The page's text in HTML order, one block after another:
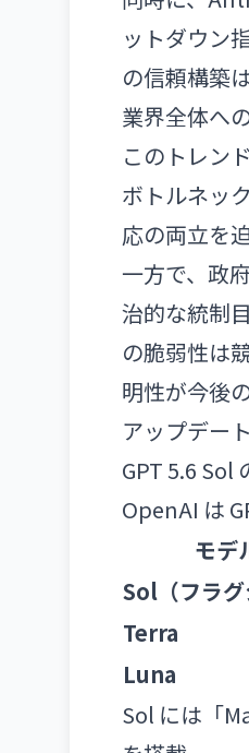
ットダウン
の信頼構築
業界全体へ
このトレン
ボトルネッ
応の両立を
一方で、政
治的な統制
の脆弱性は
明性が今後
アップデー
GPT 5.6 Sol
OpenAI は
モデ
Sol（フラグ
Terra
Luna
Sol には「